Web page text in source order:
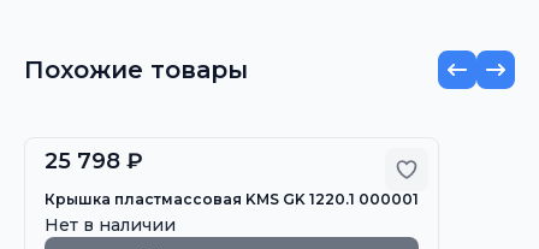
Похожие товары
Добавить в
25 798 ₽
Крышка пластмассовая KMS GK 1220.1 000001
Нет в наличии